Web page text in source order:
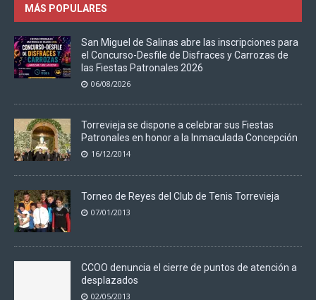
MÁS POPULARES
San Miguel de Salinas abre las inscripciones para
el Concurso-Desfile de Disfraces y Carrozas de
las Fiestas Patronales 2026
06/08/2026
Torrevieja se dispone a celebrar sus Fiestas
Patronales en honor a la Inmaculada Concepción
16/12/2014
Torneo de Reyes del Club de Tenis Torrevieja
07/01/2013
CCOO denuncia el cierre de puntos de atención a
desplazados
02/05/2013